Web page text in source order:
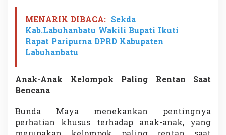
p
s
e
l
MENARIK DIBACA: Sekda
Kab.Labuhanbatu Wakili Bupati Ikuti
Rapat Paripurna DPRD Kabupaten
Labuhanbatu
Anak-Anak Kelompok Paling Rentan Saat
Bencana
Bunda Maya menekankan pentingnya
perhatian khusus terhadap anak-anak, yang